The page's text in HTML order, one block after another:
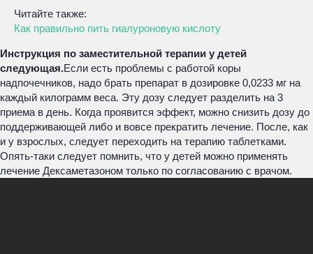
Читайте также:
Как правильно пить гиалуроновую кислоту
Инструкция по заместительной терапии у детей
следующая.Если есть проблемы с работой коры
надпочечников, надо брать препарат в дозировке 0,0233 мг на
каждый килограмм веса. Эту дозу следует разделить на 3
приема в день. Когда проявится эффект, можно снизить дозу до
поддерживающей либо и вовсе прекратить лечение. После, как
и у взрослых, следует переходить на терапию таблетками.
Опять-таки следует помнить, что у детей можно применять
лечение Дексаметазоном только по согласованию с врачом.